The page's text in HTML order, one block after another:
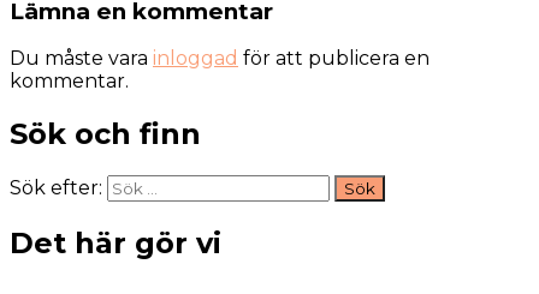
Lämna en kommentar
Du måste vara inloggad för att publicera en
kommentar.
Sök och finn
Sök efter:
Det här gör vi